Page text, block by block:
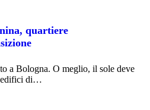
quartiere
a Bologna. O meglio, il sole deve
edifici di…